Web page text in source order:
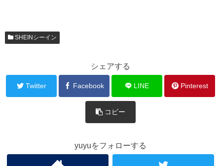
SHEINシーイン
シェアする
Twitter Facebook LINE Pinterest
コピー
yuyuをフォローする